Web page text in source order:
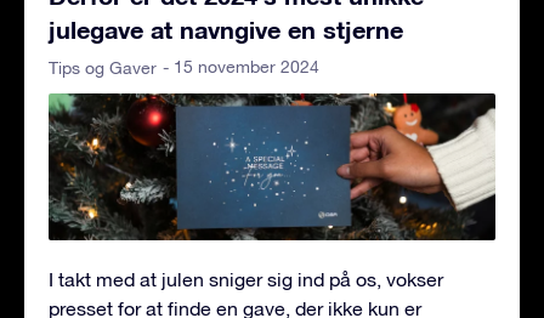
julegave at navngive en stjerne
Tips og Gaver - 15 november 2024
I takt med at julen sniger sig ind på os, vokser
presset for at finde en gave, der ikke kun er